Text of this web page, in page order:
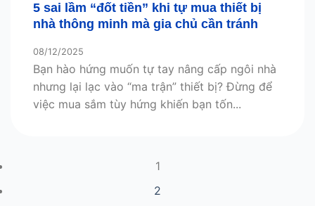
5 sai lầm “đốt tiền” khi tự mua thiết bị
nhà thông minh mà gia chủ cần tránh
08/12/2025
Bạn hào hứng muốn tự tay nâng cấp ngôi nhà
nhưng lại lạc vào “ma trận” thiết bị? Đừng để
việc mua sắm tùy hứng khiến bạn tốn...
1
2